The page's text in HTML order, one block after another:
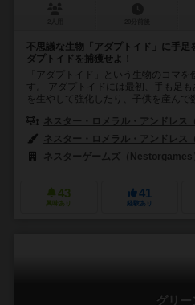
不思議な生物「アダプトイド」に手足
ダプトイドを捕獲せよ！
「アダプトイド」という生物のコマ
す。 アダプトイドには最初、手も足
を生やして強化したり、子供を産んで
ネスター・ロメラル・アンドレス
ネスター・ロメラル・アンドレス
ネスターゲームズ（Nestorgames
43
興味あり
41
経験あり
グリー